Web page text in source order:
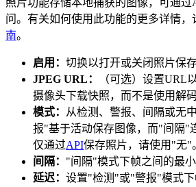
问。有关如何使用此功能的更多详情，
南。
启用： 切换以打开或关闭照片保存
JPEG URL：
（可选）设置URL
摄像头下载快照，而不是使用解
模式：
从检测、警报、间隔或无
报"基于活动保存图像，而"间隔"
仅通过API保存照片，请使用"无"
间隔： "间隔"模式下帧之间的最小
延迟： 设置"检测"或"警报"模式